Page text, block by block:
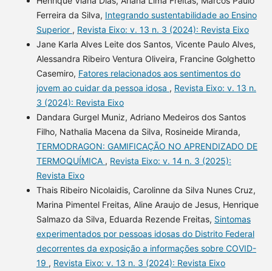
Ferreira da Silva, Integrando sustentabilidade ao Ensino
Superior , Revista Eixo: v. 13 n. 3 (2024): Revista Eixo
Jane Karla Alves Leite dos Santos, Vicente Paulo Alves,
Alessandra Ribeiro Ventura Oliveira, Francine Golghetto
Casemiro, Fatores relacionados aos sentimentos do
jovem ao cuidar da pessoa idosa , Revista Eixo: v. 13 n.
3 (2024): Revista Eixo
Dandara Gurgel Muniz, Adriano Medeiros dos Santos
Filho, Nathalia Macena da Silva, Rosineide Miranda,
TERMODRAGON: GAMIFICAÇÃO NO APRENDIZADO DE
TERMOQUÍMICA , Revista Eixo: v. 14 n. 3 (2025):
Revista Eixo
Thais Ribeiro Nicolaidis, Carolinne da Silva Nunes Cruz,
Marina Pimentel Freitas, Aline Araujo de Jesus, Henrique
Salmazo da Silva, Eduarda Rezende Freitas, Sintomas
experimentados por pessoas idosas do Distrito Federal
decorrentes da exposição a informações sobre COVID-
19 , Revista Eixo: v. 13 n. 3 (2024): Revista Eixo